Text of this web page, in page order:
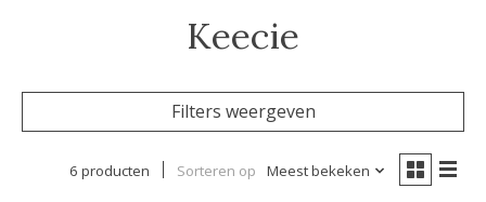
Keecie
Filters weergeven
6 producten Sorteren op Meest bekeken